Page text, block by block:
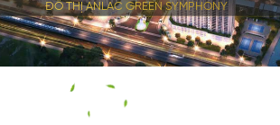
ĐÔ THỊ ANLAC GREEN SYMPHONY